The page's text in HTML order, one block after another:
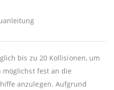
bis zu 20 Kollisionen, um
fest an die
anzulegen. Aufgrund